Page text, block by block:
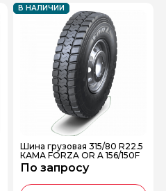
В НАЛИЧИИ
Шина грузовая 315/80 R22.5
КАМА FORZA OR A 156/150F
По запросу